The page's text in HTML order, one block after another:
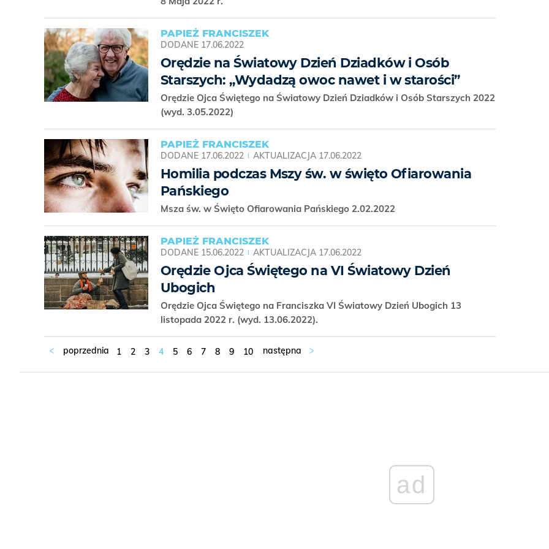
PAPIEŻ FRANCISZEK
DODANE 17.06.2022
Orędzie na Światowy Dzień Dziadków i Osób
Starszych: „Wydadzą owoc nawet i w starości”
Orędzie Ojca Świętego na Światowy Dzień Dziadków i Osób Starszych 2022
(wyd. 3.05.2022)
PAPIEŻ FRANCISZEK
DODANE 17.06.2022 AKTUALIZACJA 17.06.2022
Homilia podczas Mszy św. w święto Ofiarowania
Pańskiego
Msza św. w Święto Ofiarowania Pańskiego 2.02.2022
PAPIEŻ FRANCISZEK
DODANE 15.06.2022 AKTUALIZACJA 17.06.2022
Orędzie Ojca Świętego na VI Światowy Dzień
Ubogich
Orędzie Ojca Świętego na Franciszka VI Światowy Dzień Ubogich 13
listopada 2022 r. (wyd. 13.06.2022).
1 2 3 4 5 6 7 8 9 10
ad